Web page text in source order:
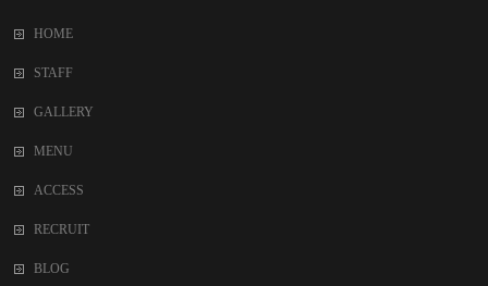
HOME
STAFF
GALLERY
MENU
ACCESS
RECRUIT
BLOG